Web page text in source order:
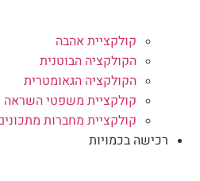
קולקציית אהבה
הקולקציה הבוטנית
הקולקציה הגאומטרית
קולקציית משפטי השראה
קולקציית מחברות מתכונים
רכישה בכמויות